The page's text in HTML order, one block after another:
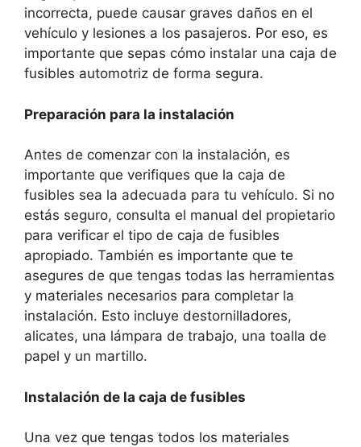
incorrecta, puede causar graves daños en el
vehículo y lesiones a los pasajeros. Por eso, es
importante que sepas cómo instalar una caja de
fusibles automotriz de forma segura.
Preparación para la instalación
Antes de comenzar con la instalación, es
importante que verifiques que la caja de
fusibles sea la adecuada para tu vehículo. Si no
estás seguro, consulta el manual del propietario
para verificar el tipo de caja de fusibles
apropiado. También es importante que te
asegures de que tengas todas las herramientas
y materiales necesarios para completar la
instalación. Esto incluye destornilladores,
alicates, una lámpara de trabajo, una toalla de
papel y un martillo.
Instalación de la caja de fusibles
Una vez que tengas todos los materiales